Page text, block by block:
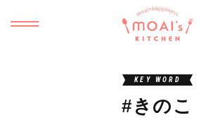
KEY WORD
#きのこ